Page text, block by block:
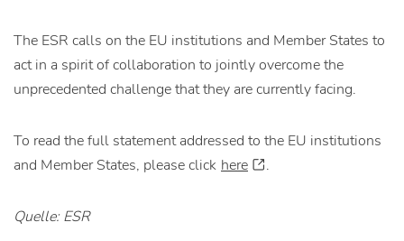
The ESR calls on the EU institutions and Member States to
act in a spirit of collaboration to jointly overcome the
unprecedented challenge that they are currently facing.
To read the full statement addressed to the EU institutions
and Member States, please click here .
Quelle: ESR